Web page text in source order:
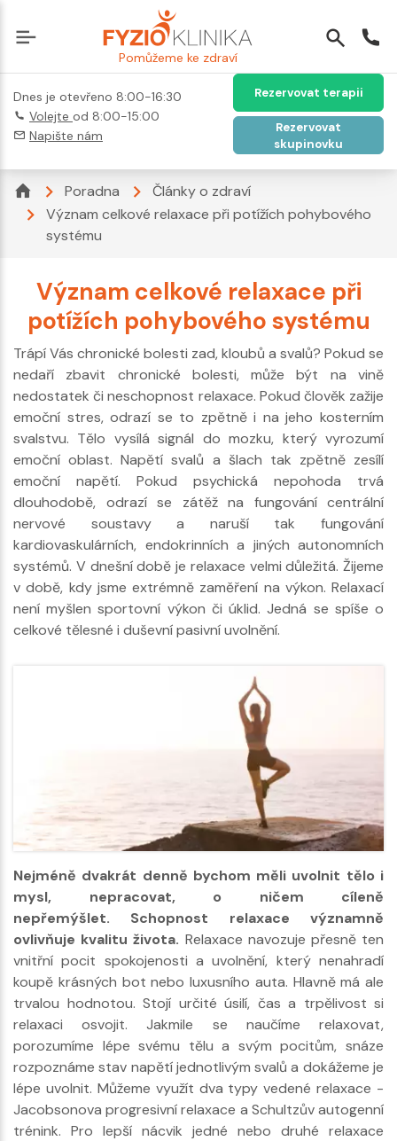
Pomůžeme ke zdraví
Dnes je otevřeno 8:00-16:30
Volejte od 8:00-15:00
Napište nám
Rezervovat terapii
Rezervovat
skupinovku
Poradna
Články o zdraví
Význam celkové relaxace při potížích pohybového
systému
Význam celkové relaxace při
potížích pohybového systému
Trápí Vás chronické bolesti zad, kloubů a svalů? Pokud se
nedaří zbavit chronické bolesti, může být na vině
nedostatek či neschopnost relaxace. Pokud člověk zažije
emoční stres, odrazí se to zpětně i na jeho kosterním
svalstvu. Tělo vysílá signál do mozku, který vyrozumí
emoční oblast. Napětí svalů a šlach tak zpětně zesílí
emoční napětí. Pokud psychická nepohoda trvá
dlouhodobě, odrazí se zátěž na fungování centrální
nervové soustavy a naruší tak fungování
kardiovaskulárních, endokrinních a jiných autonomních
systémů. V dnešní době je relaxace velmi důležitá. Žijeme
v době, kdy jsme extrémně zaměření na výkon. Relaxací
není myšlen sportovní výkon či úklid. Jedná se spíše o
celkové tělesné i duševní pasivní uvolnění.
Nejméně dvakrát denně bychom měli uvolnit tělo i
mysl, nepracovat, o ničem cíleně
nepřemýšlet. Schopnost relaxace významně
ovlivňuje kvalitu života. Relaxace navozuje přesně ten
vnitřní pocit spokojenosti a uvolnění, který nenahradí
koupě krásných bot nebo luxusního auta. Hlavně má ale
trvalou hodnotou. Stojí určité úsilí, čas a trpělivost si
relaxaci osvojit. Jakmile se naučíme relaxovat,
porozumíme lépe svému tělu a svým pocitům, snáze
rozpoznáme stav napětí jednotlivým svalů a dokážeme je
lépe uvolnit. Můžeme využít dva typy vedené relaxace -
Jacobsonova progresivní relaxace a Schultzův autogenní
trénink. Pro lepší nácvik jedné nebo druhé relaxace